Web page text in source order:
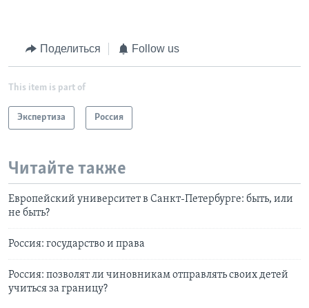
Поделиться Follow us
This item is part of
Экспертиза Россия
Читайте также
Европейский университет в Санкт-Петербурге: быть, или
не быть?
Россия: государство и права
Россия: позволят ли чиновникам отправлять своих детей
учиться за границу?